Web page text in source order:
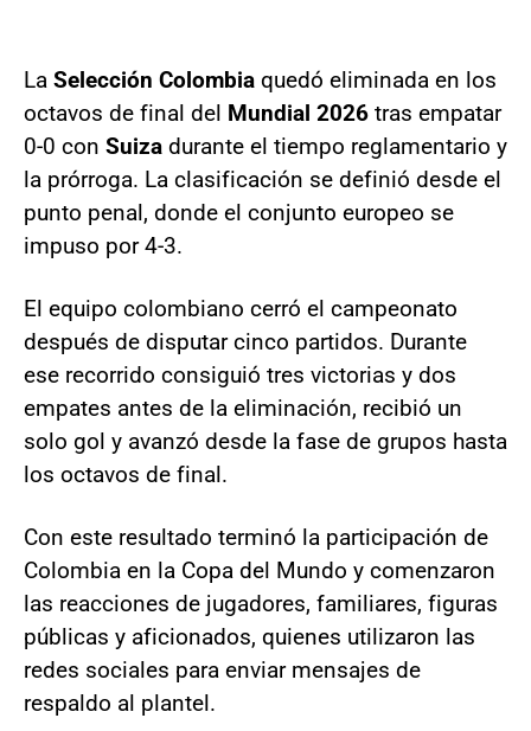
La Selección Colombia quedó eliminada en los
octavos de final del Mundial 2026 tras empatar
0-0 con Suiza durante el tiempo reglamentario y
la prórroga. La clasificación se definió desde el
punto penal, donde el conjunto europeo se
impuso por 4-3.
El equipo colombiano cerró el campeonato
después de disputar cinco partidos. Durante
ese recorrido consiguió tres victorias y dos
empates antes de la eliminación, recibió un
solo gol y avanzó desde la fase de grupos hasta
los octavos de final.
Con este resultado terminó la participación de
Colombia en la Copa del Mundo y comenzaron
las reacciones de jugadores, familiares, figuras
públicas y aficionados, quienes utilizaron las
redes sociales para enviar mensajes de
respaldo al plantel.